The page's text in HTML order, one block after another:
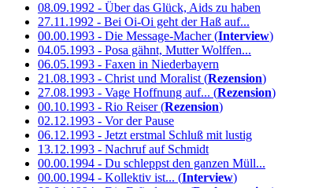
08.09.1992 - Über das Glück, Aids zu haben
27.11.1992 - Bei Oi-Oi geht der Haß auf...
00.00.1993 - Die Message-Macher (Interview)
04.05.1993 - Posa gähnt, Mutter Wolffen...
06.05.1993 - Faxen in Niederbayern
21.08.1993 - Christ und Moralist (Rezension)
27.08.1993 - Vage Hoffnung auf... (Rezension)
00.10.1993 - Rio Reiser (Rezension)
02.12.1993 - Vor der Pause
06.12.1993 - Jetzt erstmal Schluß mit lustig
13.12.1993 - Nachruf auf Schmidt
00.00.1994 - Du schleppst den ganzen Müll...
00.00.1994 - Kollektiv ist... (Interview)